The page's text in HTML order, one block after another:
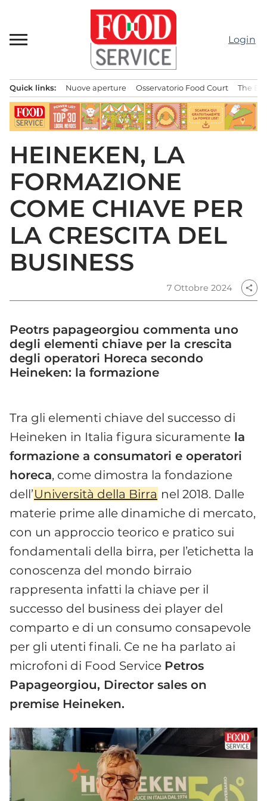
contenuto
Login
principale
Quick links: Nuove aperture Osservatorio Food Court The
HEINEKEN, LA
FORMAZIONE
COME CHIAVE PER
LA CRESCITA DEL
BUSINESS
7 Ottobre 2024 share
Peotrs papageorgiou commenta uno
degli elementi chiave per la crescita
degli operatori Horeca secondo
Heineken: la formazione
Tra gli elementi chiave del successo di
Heineken in Italia figura sicuramente la
formazione a consumatori e operatori
horeca, come dimostra la fondazione
dell’Università della Birra nel 2018. Dalle
materie prime alle dinamiche di mercato,
con un approccio teorico e pratico sui
fondamentali della birra, per l’etichetta la
conoscenza del mondo birraio
rappresenta infatti la chiave per il
successo del business dei player del
comparto e di un consumo consapevole
per gli utenti finali. Ce ne ha parlato ai
microfoni di Food Service Petros
Papageorgiou, Director sales on
premise Heineken.